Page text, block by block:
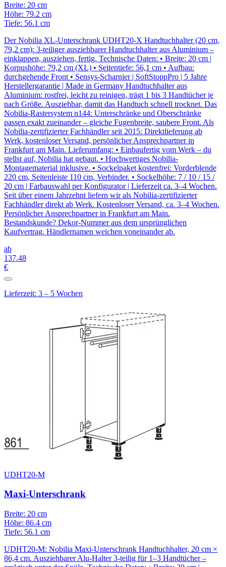
Breite: 20 cm
Höhe: 79.2 cm
Tiefe: 56.1 cm
Der Nobilia XL-Unterschrank UDHT20-X Handtuchhalter (20 cm,
79,2 cm): 3-teiliger ausziehbarer Handtuchhalter aus Aluminium –
einklappen, ausziehen, fertig. Technische Daten: • Breite: 20 cm |
Korpushöhe: 79,2 cm (XL) • Seitentiefe: 56,1 cm • Aufbau:
durchgehende Front • Sensys-Scharnier | SoftStoppPro | 5 Jahre
Herstellergarantie | Made in Germany Handtuchhalter aus
Aluminium: rostfrei, leicht zu reinigen, trägt 1 bis 3 Handtücher je
nach Größe. Ausziehbar, damit das Handtuch schnell trocknet. Das
Nobilia-Rastersystem n144: Unterschränke und Oberschränke
passen exakt zueinander – gleiche Fugenbreite, saubere Front. Als
Nobilia-zertifizierter Fachhändler seit 2015: Direktlieferung ab
Werk, kostenloser Versand, persönlicher Ansprechpartner in
Frankfurt am Main. Lieferumfang: • Einbaufertig vom Werk – du
stellst auf, Nobilia hat gebaut. • Hochwertiges Nobilia-
Montagematerial inklusive. • Sockelpaket kostenfrei: Vorderblende
220 cm, Seitenleiste 110 cm, Verbinder. • Sockelhöhe: 7 / 10 / 15 /
20 cm | Farbauswahl per Konfigurator | Lieferzeit ca. 3–4 Wochen.
Seit über einem Jahrzehnt liefern wir als Nobilia-zertifizierter
Fachhändler direkt ab Werk. Kostenloser Versand, ca. 3–4 Wochen.
Persönlicher Ansprechpartner in Frankfurt am Main.
Bestandskunde? Dekor-Nummer aus dem ursprünglichen
Kaufvertrag. Händlernamen weichen voneinander ab.
ab
137.48
€
Lieferzeit: 3 – 5 Wochen
UDHT20-M
Maxi-Unterschrank
Breite: 20 cm
Höhe: 86.4 cm
Tiefe: 56.1 cm
UDHT20-M: Nobilia Maxi-Unterschrank Handtuchhalter, 20 cm ×
86,4 cm. Ausziehbarer Alu-Halter 3-teilig für 1–3 Handtücher –